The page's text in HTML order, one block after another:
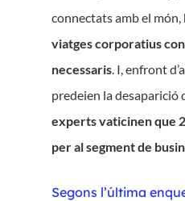
connectats amb el món,
viatges corporatius
necessaris. I, enfront
predeien la desaparició
experts vaticinen que
per al segment de
Segons l’última